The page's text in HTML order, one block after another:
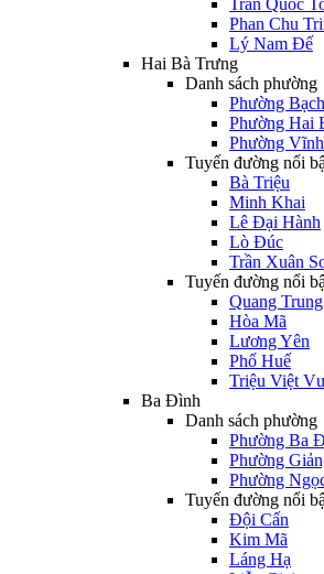
Trần Quốc
Phan Chu
Lý Nam Đế
Hai Bà Trưng
Danh sách phường
Phường
Phường Hai
Phường
Tuyến đường nổi
Bà Triệu
Minh Khai
Lê Đại Hành
Lò Đúc
Trần Xuân
Tuyến đường nổi
Quang Trung
Hòa Mã
Lương Yên
Phố Huế
Triệu Việt
Ba Đình
Danh sách phường
Phường Ba
Phường
Phường
Tuyến đường nổi
Đội Cấn
Kim Mã
Láng Hạ